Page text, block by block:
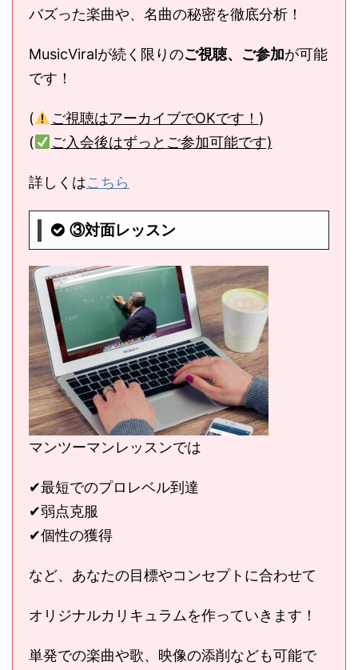
バズった楽曲や、名曲の秘密を徹底分析！
MusicViralが続く限りのご視聴、ご参加が可能
です！
( ご視聴はアーカイブでOKです！ )
(
ご入会後はずっとご参加可能です)
詳しくはこちら
③対面レッスン
マンツーマンレッスンでは
✔︎最短でのプロレベル到達
✔︎弱点克服
✔︎個性の獲得
など、あなたの目標やコンセプトに合わせて
オリジナルカリキュラムを作っていきます！
単発での楽曲や歌、映像の添削なども可能で